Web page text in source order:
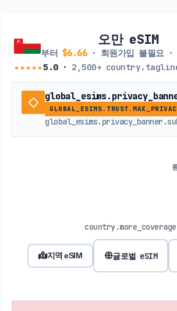
오만 eSIM
부터 $6.66· 회원가입 불필요 ·
★★★★★5.0· 2,500+
country.more_coverage
지역 eSIM 글로벌 eSIM